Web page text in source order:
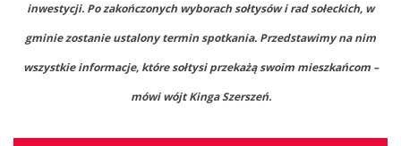
inwestycji. Po zakończonych wyborach sołtysów i rad sołeckich, w
gminie zostanie ustalony termin spotkania. Przedstawimy na nim
wszystkie informacje, które sołtysi przekażą swoim mieszkańcom –
mówi wójt Kinga Szerszeń.